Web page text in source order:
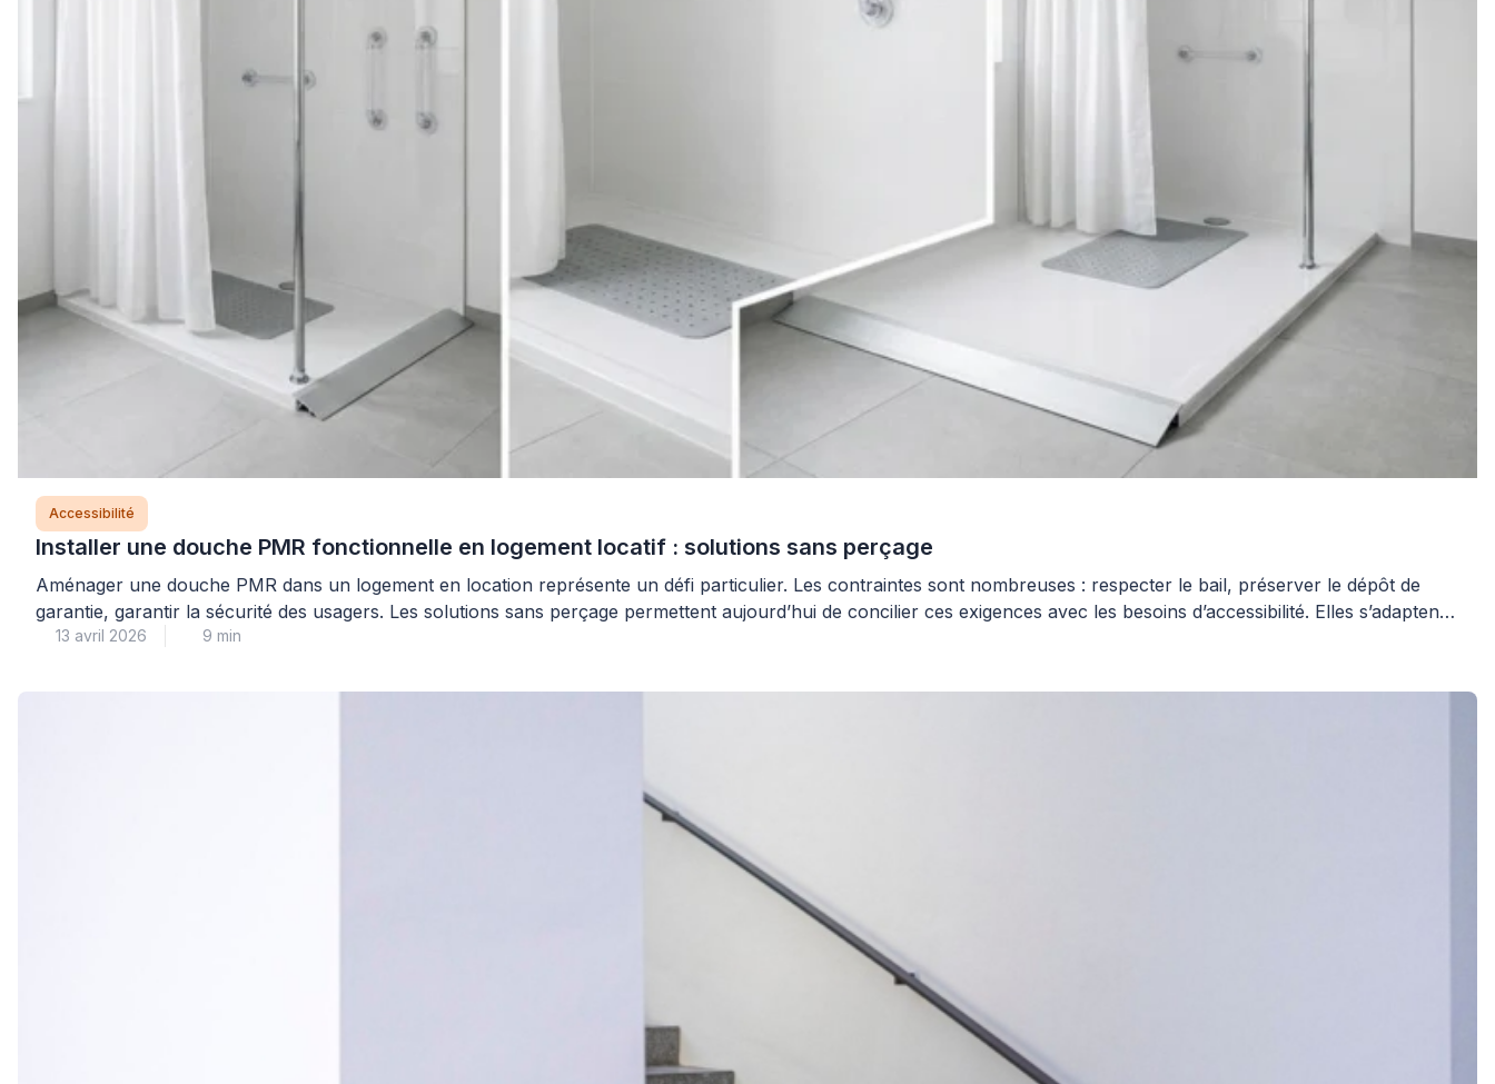
Accessibilité
Installer une douche PMR fonctionnelle en logement locatif : solutions sans perçage
Aménager une douche PMR dans un logement en location représente un défi particulier. Les contraintes sont nombreuses : respecter le bail, préserver le dépôt de
garantie, garantir la sécurité des usagers. Les solutions sans perçage permettent aujourd’hui de concilier ces exigences avec les besoins d’accessibilité. Elles s’adaptent
aux configurations existantes sans modification irréversible des supports. […]
13 avril 2026 9 min